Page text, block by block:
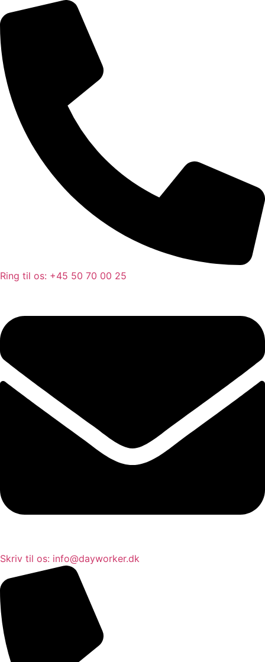
Videre
til
indhold
Ring til os: +45 50 70 00 25
Skriv til os: info@dayworker.dk